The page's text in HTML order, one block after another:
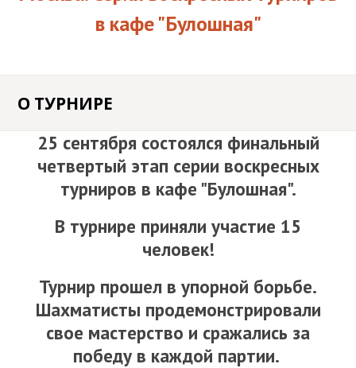
ШАХМАТАМ
СБОРЫ
ОНЛАЙН КУРСЫ
ИНДИВИДУАЛЬНОЕ
ОБУЧЕНИЕ ШАХМАТАМ
ТУРНИРЫ И ОБУЧЕНИЕ
ОТКРЫТЬ ШАХМАТНЫЙ
КЛАССИКА / EXTREME
ТУРНИРЫ ДЛЯ
ДОШКОЛЬНИКОВ
ОТЧЁТЫ
АНОНСЫ ТУРНИРОВ
ПОЛЕЗНАЯ
ИНФОРМАЦИЯ
КЛУБЫ
ЗАДАЧИ
АКЦИИ
в кафе "Булошная"
О ТУРНИРЕ
25 сентября состоялся финальный
четвертый этап серии воскресных
турниров в кафе "Булошная".
В турнире приняли участие 15
человек!
Турнир прошел в упорной борьбе.
Шахматисты продемонстрировали
свое мастерство и сражались за
победу в каждой партии.